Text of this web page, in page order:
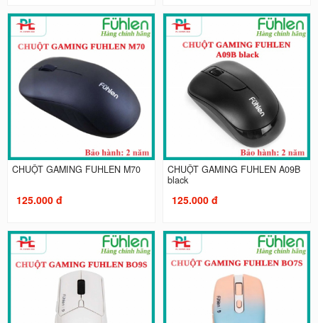
CHUỘT GAMING FUHLEN M70
125.000 đ
CHUỘT GAMING FUHLEN A09B
black
125.000 đ